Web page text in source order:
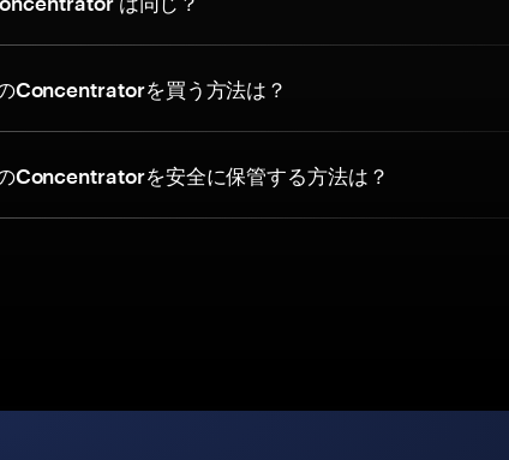
Concentratorを買う方法は？
Concentratorを安全に保管する方法は？